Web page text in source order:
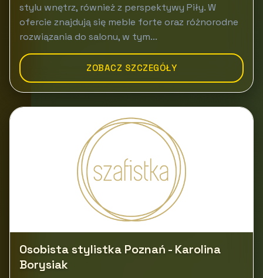
stylu wnętrz, również z perspektywy Piły. W
ofercie znajdują się meble forte oraz różnorodne
rozwiązania do salonu, w tym...
ZOBACZ SZCZEGÓŁY
Osobista stylistka Poznań - Karolina
Borysiak